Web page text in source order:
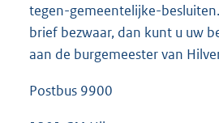
tegen-gemeentelijke-
brief bezwaar, dan kunt u uw
aan de burgemeester van
Postbus 9900